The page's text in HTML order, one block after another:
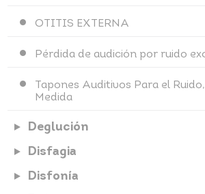
OTITIS EXTERNA
Pérdida de audición por ruido
Tapones Auditivos Para el
Medida
Deglución
Disfagia
Disfonía